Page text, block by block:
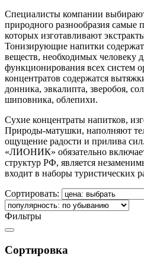
Специалисты компании
природного разнообразия самые
которых изготавливают
Тонизирующие напитки
веществ, необходимых человеку
функционирования всех систем
концентратов содержатся
донника, эвкалипта, зверобоя,
шиповника, облепихи.
Сухие концентраты напитков,
Природы-матушки, наполняют
ощущение радости и прилива
«ЛИОНИК» обязательно
структур РФ, является
входит в наборы туристических
Сортировать:
Фильтры
Сортировка